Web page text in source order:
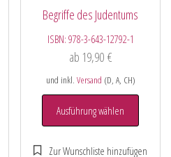
Begriffe des Judentums
ISBN: 978-3-643-12792-1
ab 19,90 €
und inkl. Versand (D, A, CH)
Ausführung wählen